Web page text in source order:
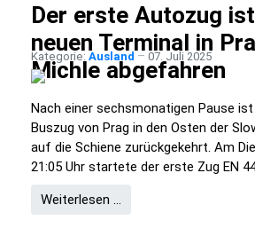
Der erste Autozug
neuen Terminal in
Michle abgefahren
Kategorie: Ausland 07. Juli 2025
Nach einer sechsmonatigen Pause
Buszug von Prag in den Osten der
auf die Schiene zurückgekehrt. Am
21:05 Uhr startete der erste Zug EN
Weiterlesen …